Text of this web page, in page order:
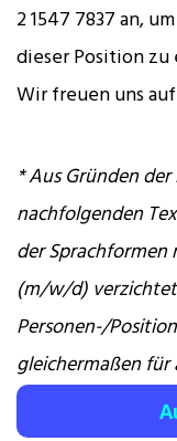
2 1547 7837 an,
dieser Position zu
Wir freuen uns
* Aus Gründen
nachfolgenden
der
(m/w/d)
Personen-/
gleichermaßen für